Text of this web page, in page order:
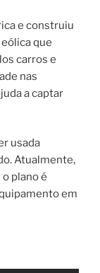
e construiu
que
carros e
nas
a captar
usada
Atualmente,
plano é
em